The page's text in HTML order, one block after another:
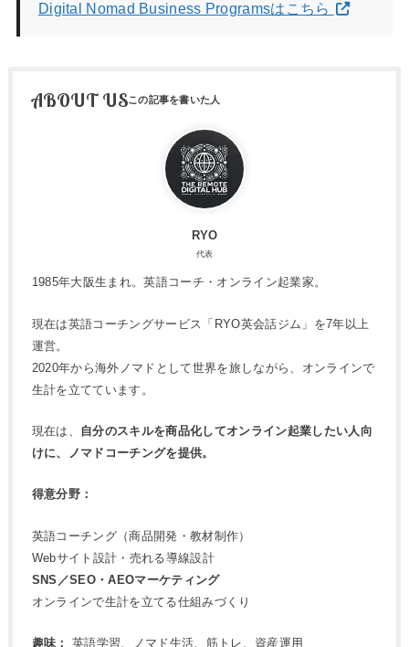
Digital Nomad Business Programsはこちら
ABOUT US
RYO
代表
1985年大阪生まれ。英語コーチ・オンライン起業家。
現在は英語コーチングサービス「RYO英会話ジム」を7年以上
運営。
2020年から海外ノマドとして世界を旅しながら、オンラインで
生計を立てています。
現在は、 自分のスキルを商品化してオンライン起業したい人向
けに、ノマドコーチングを提供。
得意分野：
英語コーチング（商品開発・教材制作）
Webサイト設計・売れる導線設計
SNS／SEO・AEOマーケティング
オンラインで生計を立てる仕組みづくり
趣味： 英語学習、ノマド生活、筋トレ、資産運用